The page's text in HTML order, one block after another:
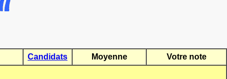
Candidats Moyenne
Votre note